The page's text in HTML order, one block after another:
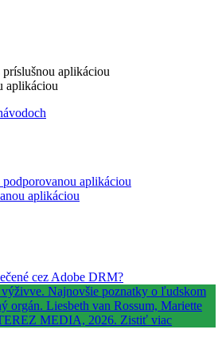
aplikáciou
aplikáciou
podporovanou aplikáciou
aplikáciou
cez Adobe DRM?